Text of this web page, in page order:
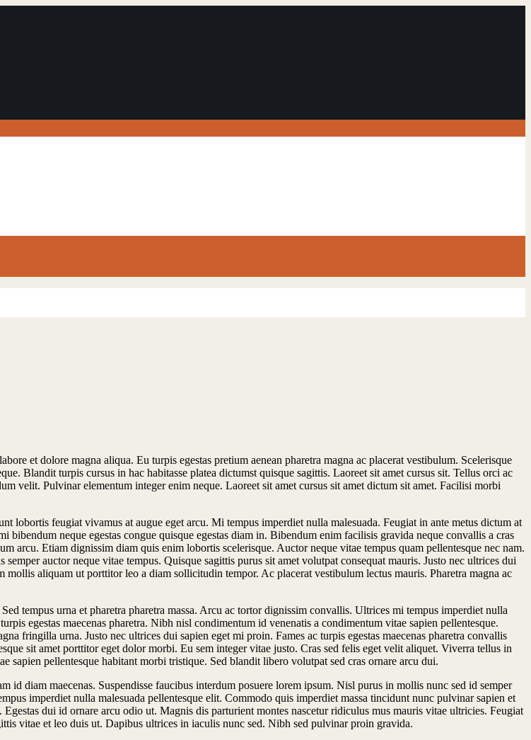
et dolore magna aliqua. Eu turpis egestas pretium aenean pharetra magna ac placerat vestibulum. Scelerisque
Blandit turpis cursus in hac habitasse platea dictumst quisque sagittis. Laoreet sit amet cursus sit. Tellus orci ac
velit. Pulvinar elementum integer enim neque. Laoreet sit amet cursus sit amet dictum sit amet. Facilisi morbi
lobortis feugiat vivamus at augue eget arcu. Mi tempus imperdiet nulla malesuada. Feugiat in ante metus dictum at
neque egestas congue quisque egestas diam in. Bibendum enim facilisis gravida neque convallis a cras
arcu. Etiam dignissim diam quis enim lobortis scelerisque. Auctor neque vitae tempus quam pellentesque nec nam.
auctor neque vitae tempus. Quisque sagittis purus sit amet volutpat consequat mauris. Justo nec ultrices dui
aliquam ut porttitor leo a diam sollicitudin tempor. Ac placerat vestibulum lectus mauris. Pharetra magna ac
tempus urna et pharetra pharetra massa. Arcu ac tortor dignissim convallis. Ultrices mi tempus imperdiet nulla
egestas maecenas pharetra. Nibh nisl condimentum id venenatis a condimentum vitae sapien pellentesque.
fringilla urna. Justo nec ultrices dui sapien eget mi proin. Fames ac turpis egestas maecenas pharetra convallis
sit amet porttitor eget dolor morbi. Eu sem integer vitae justo. Cras sed felis eget velit aliquet. Viverra tellus in
sapien pellentesque habitant morbi tristique. Sed blandit libero volutpat sed cras ornare arcu dui.
diam maecenas. Suspendisse faucibus interdum posuere lorem ipsum. Nisl purus in mollis nunc sed id semper
imperdiet nulla malesuada pellentesque elit. Commodo quis imperdiet massa tincidunt nunc pulvinar sapien et
dui id ornare arcu odio ut. Magnis dis parturient montes nascetur ridiculus mus mauris vitae ultricies. Feugiat
vitae et leo duis ut. Dapibus ultrices in iaculis nunc sed. Nibh sed pulvinar proin gravida.